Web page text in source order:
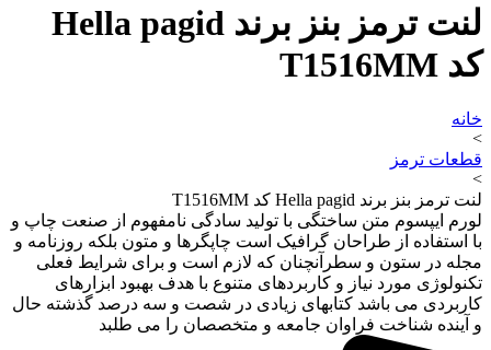
لنت ترمز بنز برند Hella pagid
کد T1516MM
خانه
>
قطعات ترمز
>
لنت ترمز بنز برند Hella pagid کد T1516MM
لورم ایپسوم متن ساختگی با تولید سادگی نامفهوم از صنعت چاپ و
با استفاده از طراحان گرافیک است چاپگرها و متون بلکه روزنامه و
مجله در ستون و سطرآنچنان که لازم است و برای شرایط فعلی
تکنولوژی مورد نیاز و کاربردهای متنوع با هدف بهبود ابزارهای
کاربردی می باشد کتابهای زیادی در شصت و سه درصد گذشته حال
و آینده شناخت فراوان جامعه و متخصصان را می طلبد